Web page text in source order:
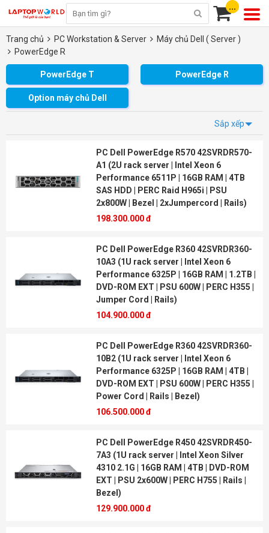
...
Trang chủ PC Workstation & Server
Máy chủ Dell ( Server )
PowerEdge R
PowerEdge T PowerEdge R
Option máy chủ Dell
Sắp xếp
PC Dell PowerEdge R570 42SVRDR570-
A1 (2U rack server | Intel Xeon 6
Performance 6511P | 16GB RAM | 4TB
SAS HDD | PERC Raid H965i | PSU
2x800W | Bezel | 2xJumpercord | Rails)
198.300.000 đ
PC Dell PowerEdge R360 42SVRDR360-
10A3 (1U rack server | Intel Xeon 6
Performance 6325P | 16GB RAM | 1.2TB |
DVD-ROM EXT | PSU 600W | PERC H355 |
Jumper Cord | Rails)
104.900.000 đ
PC Dell PowerEdge R360 42SVRDR360-
10B2 (1U rack server | Intel Xeon 6
Performance 6325P | 16GB RAM | 4TB |
DVD-ROM EXT | PSU 600W | PERC H355 |
Power Cord | Rails | Bezel)
106.500.000 đ
PC Dell PowerEdge R450 42SVRDR450-
7A3 (1U rack server | Intel Xeon Silver
4310 2.1G | 16GB RAM | 4TB | DVD-ROM
EXT | PSU 2x600W | PERC H755 | Rails |
Bezel)
129.900.000 đ